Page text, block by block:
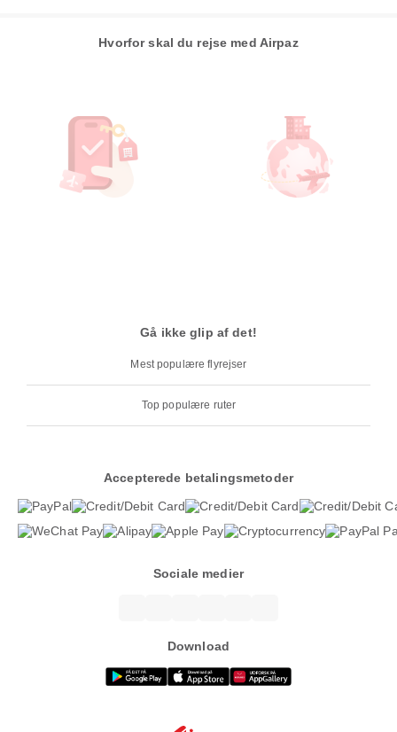
Hvorfor skal du rejse med Airpaz
Gå ikke glip af det!
Mest populære flyrejser
Top populære ruter
Accepterede betalingsmetoder
Sociale medier
Download